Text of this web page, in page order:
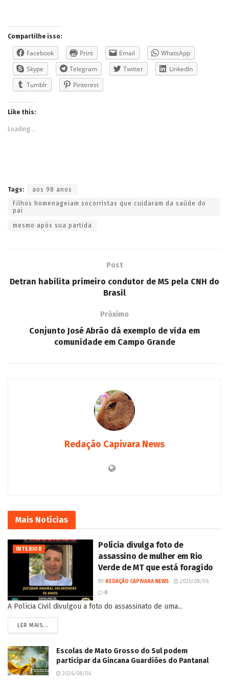
Compartilhe isso:
Facebook Print Email
WhatsApp
Skype
Telegram Twitter
LinkedIn
Tumblr
Pinterest
Like this:
Loading...
Tags:
aos 98 anos
Filhos homenageiam socorristas que cuidaram da saúde do
pai
mesmo após sua partida
Post
Detran habilita primeiro condutor de MS pela CNH do
Brasil
Próximo
Conjunto José Abrão dá exemplo de vida em
comunidade em Campo Grande
Redação Capivara News
Mais Notícias
INTERIOR
Polícia divulga foto de
assassino de mulher em Rio
Verde de MT que está foragido
BY REDAÇÃO CAPIVARA NEWS
2026/08/06
0
A Polícia Civil divulgou a foto do assassinato de uma...
LER MAIS...
Escolas de Mato Grosso do Sul podem
participar da Gincana Guardiões do Pantanal
2026/08/06